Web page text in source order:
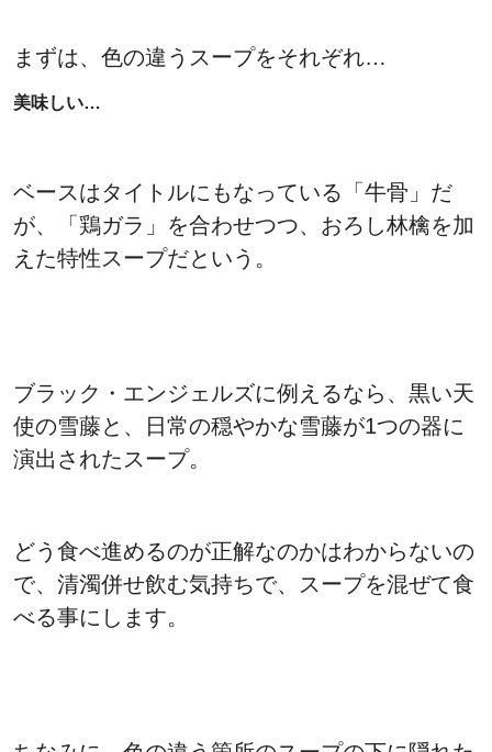
まずは、色の違うスープをそれぞれ…
美味しい…
ベースはタイトルにもなっている「牛骨」だ
が、「鶏ガラ」を合わせつつ、おろし林檎を加
えた特性スープだという。
ブラック・エンジェルズに例えるなら、黒い天
使の雪藤と、日常の穏やかな雪藤が1つの器に
演出されたスープ。
どう食べ進めるのが正解なのかはわからないの
で、清濁併せ飲む気持ちで、スープを混ぜて食
べる事にします。